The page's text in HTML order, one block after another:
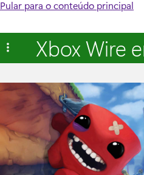
Pular para o conteúdo principal
Xbox Wire